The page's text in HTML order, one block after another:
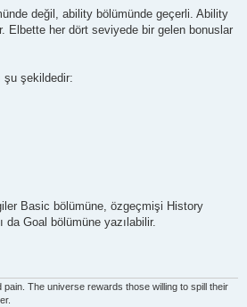
değil, ability bölümünde geçerli. Ability
Elbette her dört seviyede bir gelen bonuslar
şu şekildedir:
Basic bölümüne, özgeçmişi History
Goal bölümüne yazılabilir.
The universe rewards those willing to spill their